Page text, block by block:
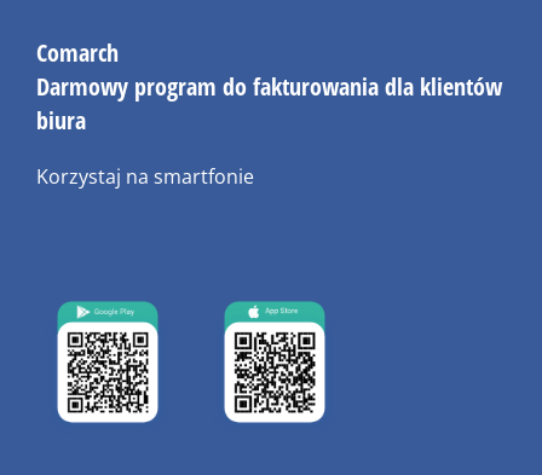
Comarch
Darmowy program do fakturowania dla klientów
biura
Korzystaj na smartfonie